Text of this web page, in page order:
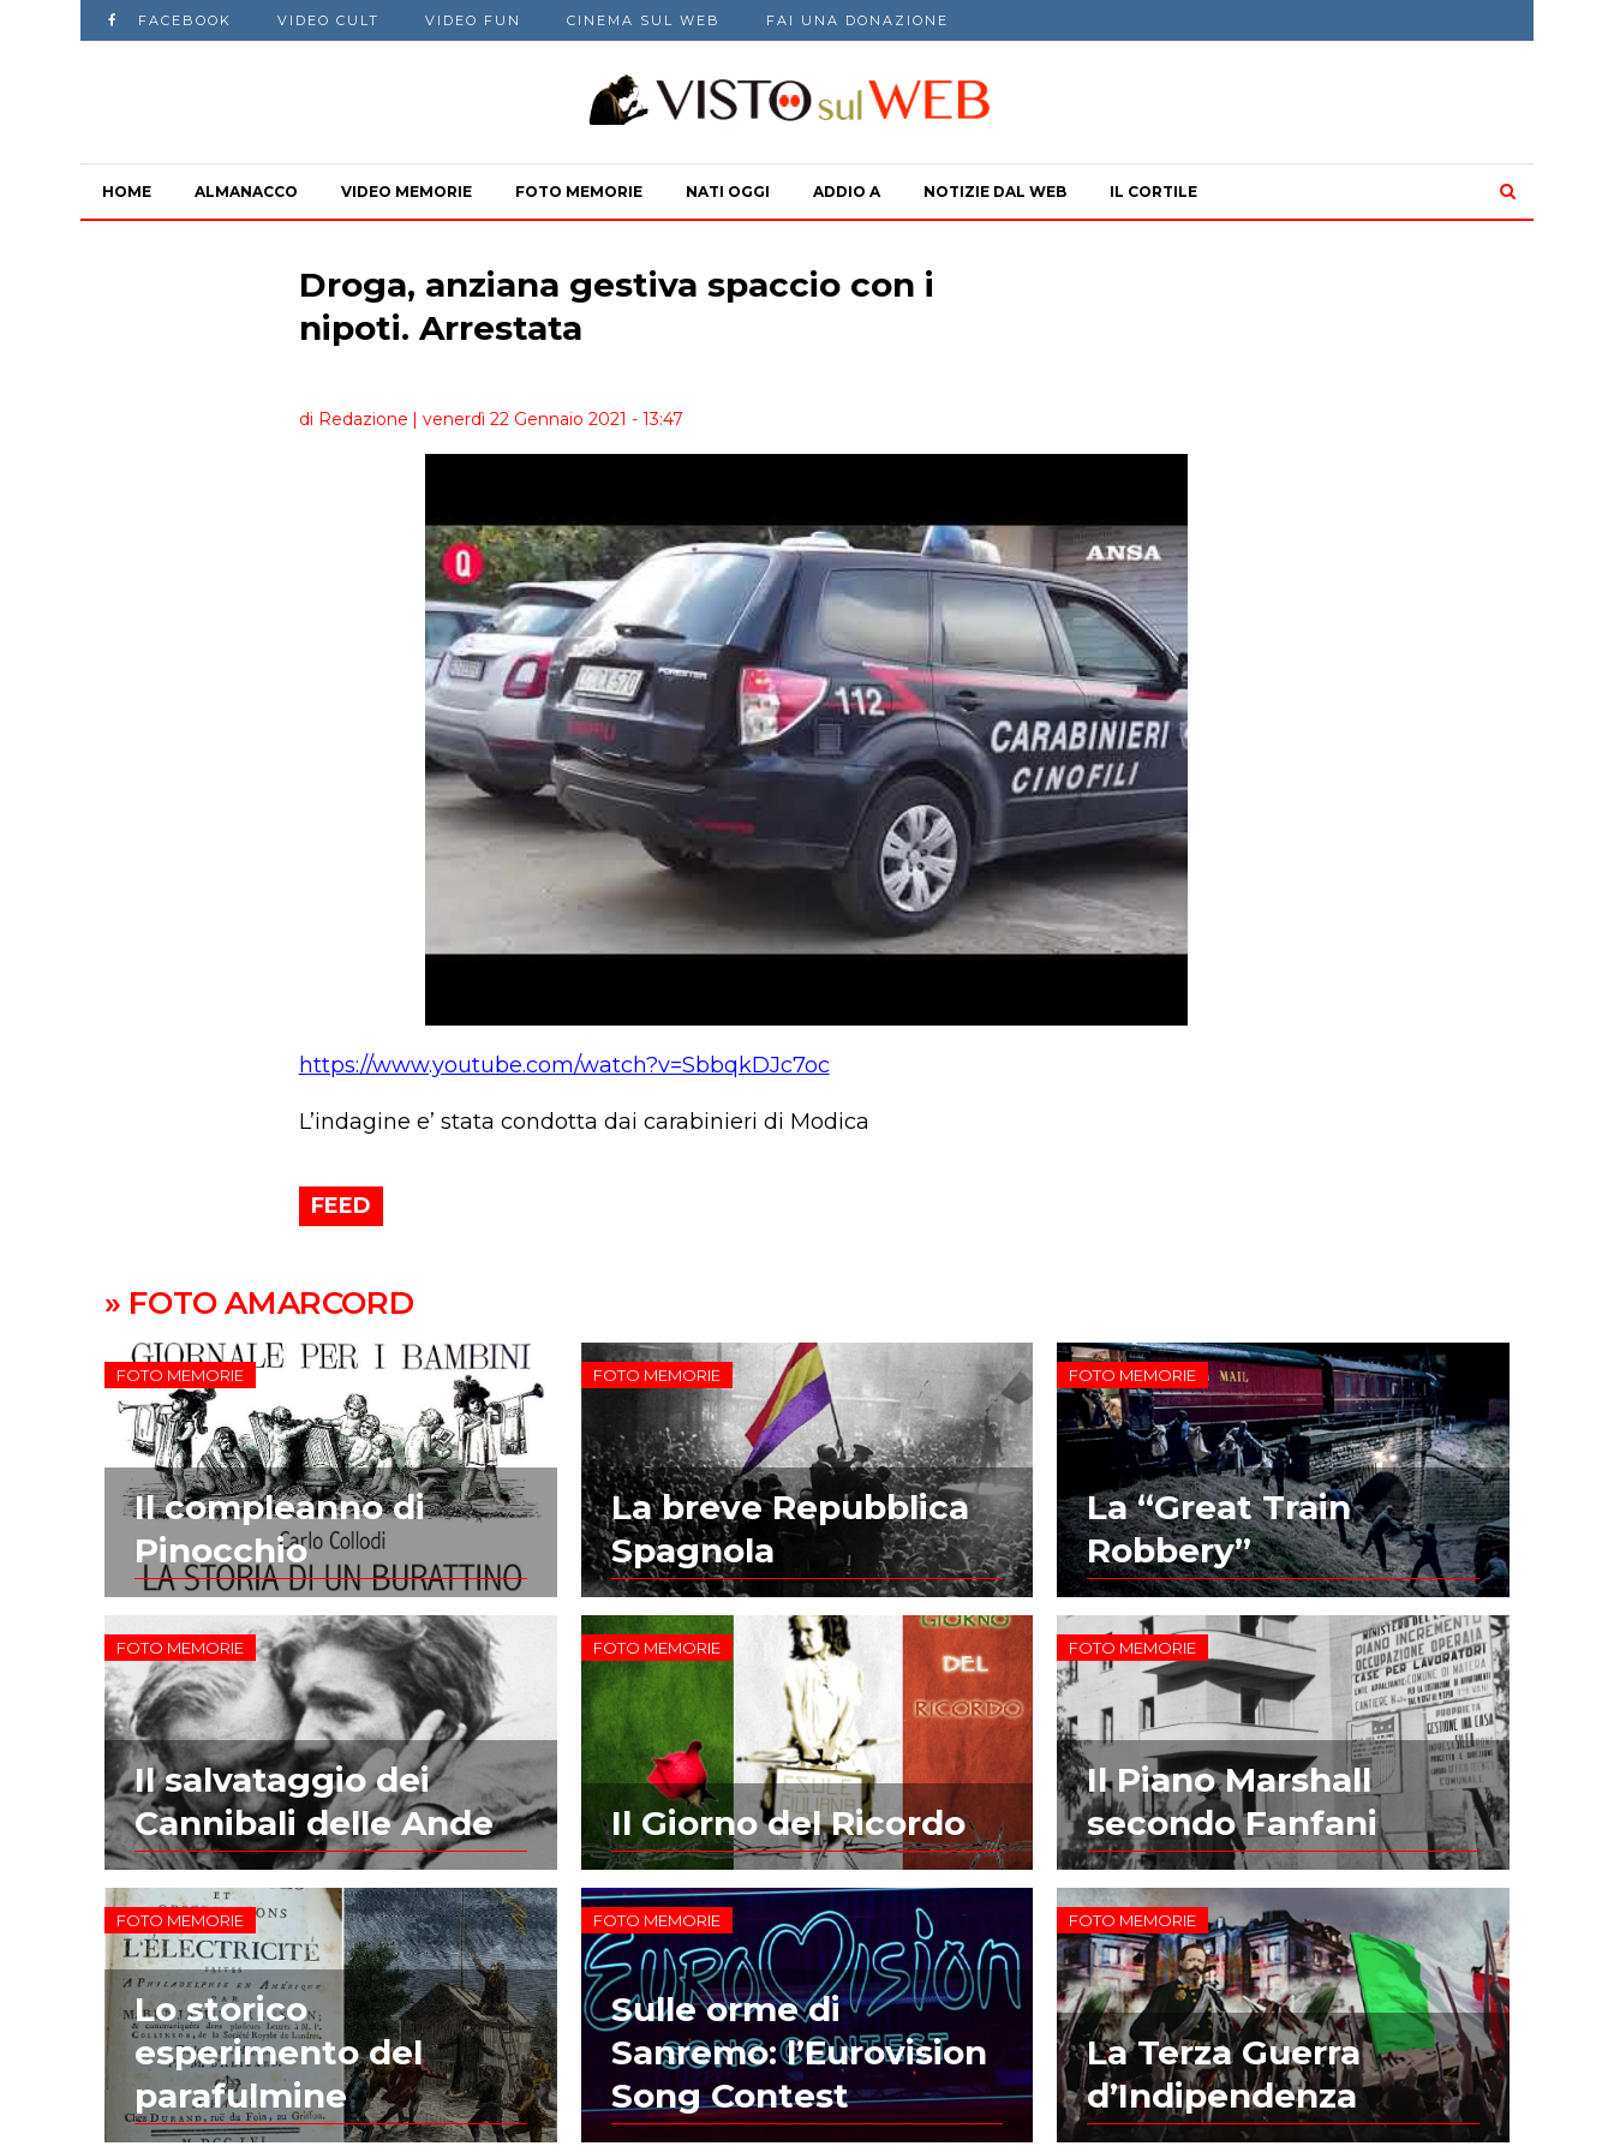
FACEBOOK VIDEO CULT VIDEO FUN CINEMA SUL WEB FAI UNA DONAZIONE
HOME ALMANACCO VIDEO MEMORIE FOTO MEMORIE NATI OGGI ADDIO A NOTIZIE DAL WEB IL CORTILE
Droga, anziana gestiva spaccio con i
nipoti. Arrestata
di Redazione | venerdì 22 Gennaio 2021 - 13:47
https://www.youtube.com/watch?v=SbbqkDJc7oc
L’indagine e’ stata condotta dai carabinieri di Modica
FEED
» FOTO AMARCORD
FOTO MEMORIE
Il compleanno di
Pinocchio
FOTO MEMORIE
La breve Repubblica
Spagnola
FOTO MEMORIE
La “Great Train
Robbery”
FOTO MEMORIE
Il salvataggio dei
Cannibali delle Ande
FOTO MEMORIE
Il Giorno del Ricordo
FOTO MEMORIE
Il Piano Marshall
secondo Fanfani
FOTO MEMORIE
Lo storico
esperimento del
parafulmine
FOTO MEMORIE
Sulle orme di
Sanremo: l’Eurovision
Song Contest
FOTO MEMORIE
La Terza Guerra
d’Indipendenza